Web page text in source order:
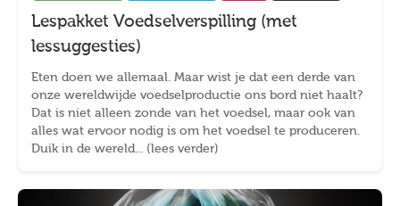
Lespakket Voedselverspilling (met
lessuggesties)
Eten doen we allemaal. Maar wist je dat een derde van
onze wereldwijde voedselproductie ons bord niet haalt?
Dat is niet alleen zonde van het voedsel, maar ook van
alles wat ervoor nodig is om het voedsel te produceren.
Duik in de wereld... (lees verder)